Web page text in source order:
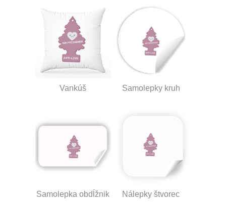
Vankúš Samolepky kruh
Samolepka obdĺžnik Nálepky štvorec